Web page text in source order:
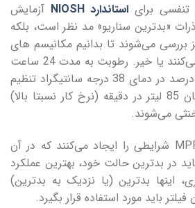
برای استاندارد NIOSH
آزمایش
«بدترین سناریو» مد نظر است، بلکه
بررسی می‌شوند تا بدانیم مکانیسم های
فیلتراسیون خوب عمل می‌کنند یا خیر. رطوبت به مدت 24 ساعت
قبل از آزمایش روی 85 درصد در دمای 38 درجه سانتیگراد تنظیم
شده است، سرعت جریان 85 لیتر در دقیقه (نرخ کار نسبتا بالا)
می‌شوند.
این عوامل همراه با MPPS شرایطی را ایجاد می‌کنند که در آن
در بدترین حالت خود، بهترین عملکرد
اینها بدترین (یا نزدیک به بدترین)
باید مورد استفاده قرار بگیرد.